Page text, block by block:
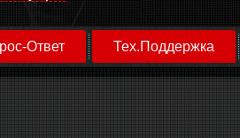
Ответ Тех.Поддержка